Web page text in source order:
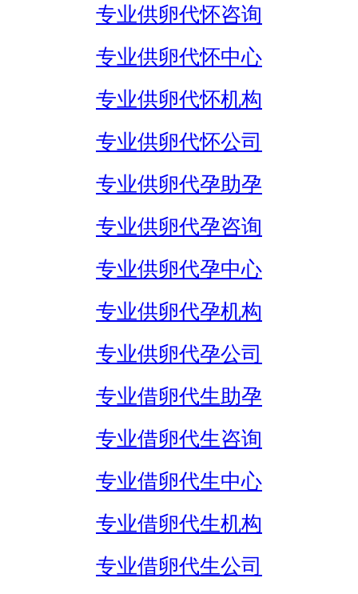
专业供卵代怀咨询
专业供卵代怀中心
专业供卵代怀机构
专业供卵代怀公司
专业供卵代孕助孕
专业供卵代孕咨询
专业供卵代孕中心
专业供卵代孕机构
专业供卵代孕公司
专业借卵代生助孕
专业借卵代生咨询
专业借卵代生中心
专业借卵代生机构
专业借卵代生公司